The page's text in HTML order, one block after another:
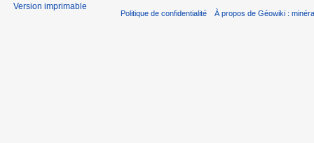
Version imprimable
Politique de confidentialité À propos de Géowiki :